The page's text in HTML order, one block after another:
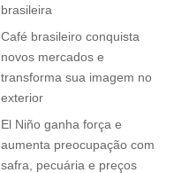
brasileira
Café brasileiro conquista
novos mercados e
transforma sua imagem no
exterior
El Niño ganha força e
aumenta preocupação com
safra, pecuária e preços